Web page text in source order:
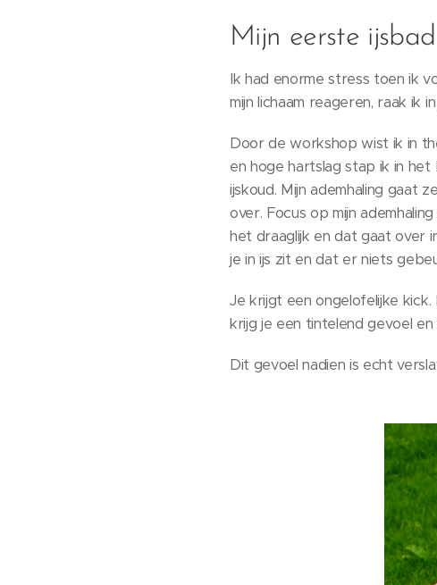
Mijn eerste
Ik had enorme stress toen ik
mijn lichaam reageren, raak ik
Door de workshop wist ik in
en hoge hartslag stap ik in
ijskoud. Mijn ademhaling gaat
over. Focus op mijn
het draaglijk en dat gaat over
je in ijs zit en dat er niets
Je krijgt een ongelofelijke
krijg je een tintelend gevoel
Dit gevoel nadien is echt